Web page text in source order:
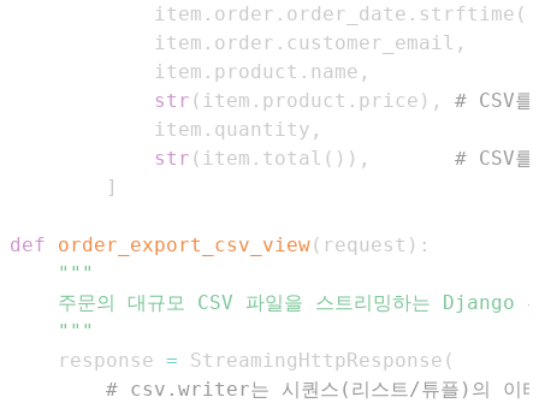
            item
. order . order_date . strftime (
            item
. order . customer_email ,
            item
. product . name ,
str ( item . product . price ) ,
# CSV
            item
. quantity ,
str ( item . total ( ) ) ,
# CSV
]
def order_export_csv_view( request ) :
    """
    response
= StreamingHttpResponse (
# csv.writer는 시퀀스(리스트/튜플)의 이터